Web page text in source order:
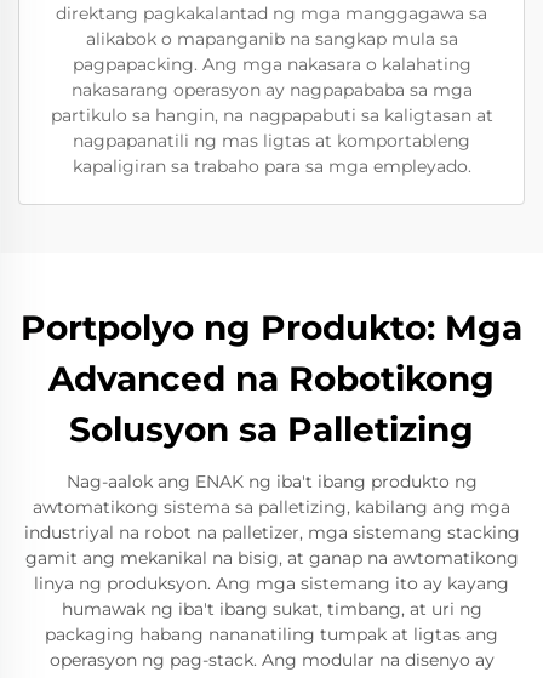
direktang pagkakalantad ng mga manggagawa sa
alikabok o mapanganib na sangkap mula sa
pagpapacking. Ang mga nakasara o kalahating
nakasarang operasyon ay nagpapababa sa mga
partikulo sa hangin, na nagpapabuti sa kaligtasan at
nagpapanatili ng mas ligtas at komportableng
kapaligiran sa trabaho para sa mga empleyado.
Portpolyo ng Produkto: Mga
Advanced na Robotikong
Solusyon sa Palletizing
Nag-aalok ang ENAK ng iba't ibang produkto ng
awtomatikong sistema sa palletizing, kabilang ang mga
industriyal na robot na palletizer, mga sistemang stacking
gamit ang mekanikal na bisig, at ganap na awtomatikong
linya ng produksyon. Ang mga sistemang ito ay kayang
humawak ng iba't ibang sukat, timbang, at uri ng
packaging habang nananatiling tumpak at ligtas ang
operasyon ng pag-stack. Ang modular na disenyo ay